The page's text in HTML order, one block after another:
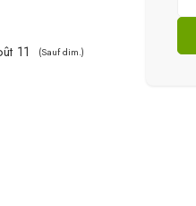
11 (Sauf dim.)